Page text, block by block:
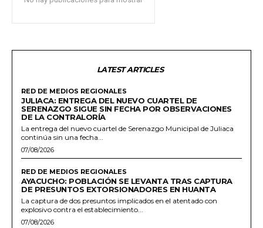
LATEST ARTICLES
RED DE MEDIOS REGIONALES
JULIACA: ENTREGA DEL NUEVO CUARTEL DE
SERENAZGO SIGUE SIN FECHA POR OBSERVACIONES
DE LA CONTRALORÍA
La entrega del nuevo cuartel de Serenazgo Municipal de Juliaca
continúa sin una fecha...
07/08/2026
RED DE MEDIOS REGIONALES
AYACUCHO: POBLACIÓN SE LEVANTA TRAS CAPTURA
DE PRESUNTOS EXTORSIONADORES EN HUANTA
La captura de dos presuntos implicados en el atentado con
explosivo contra el establecimiento...
07/08/2026